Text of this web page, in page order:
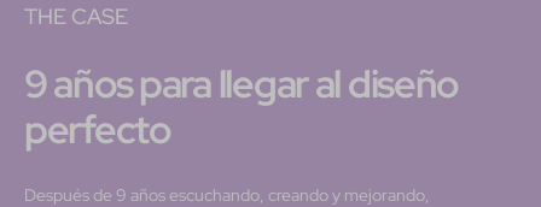
THE CASE
9 años para llegar al diseño
perfecto
Después de 9 años escuchando, creando y mejorando,